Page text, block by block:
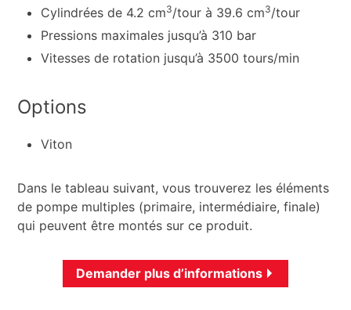
Cylindrées de 4.2 cm3/tour à 39.6 cm3/tour
Pressions maximales jusqu’à 310 bar
Vitesses de rotation jusqu’à 3500 tours/min
Options
Viton
Dans le tableau suivant, vous trouverez les éléments
de pompe multiples (primaire, intermédiaire, finale)
qui peuvent être montés sur ce produit.
Demander plus d’informations